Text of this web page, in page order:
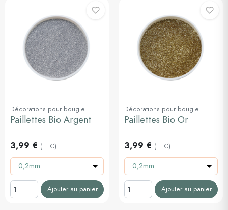
Décorations pour bougie
Paillettes Bio Argent
3,99 € (TTC)
0,2mm
Ajouter au panier
Décorations pour bougie
Paillettes Bio Or
3,99 € (TTC)
0,2mm
Ajouter au panier